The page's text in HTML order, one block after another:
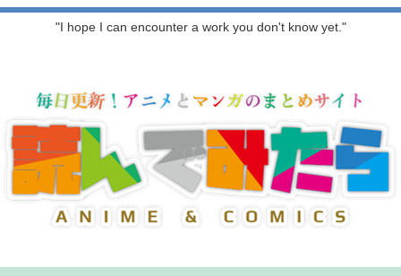
"I hope I can encounter a work you don't know yet."